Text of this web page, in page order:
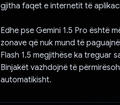
gjitha faqet e internetit të
Edhe pse Gemini 1.5 Pro është
zonave që nuk mund të
Flash 1.5 megjithëse ka treguar
Binjakët vazhdojnë të
automatikisht.